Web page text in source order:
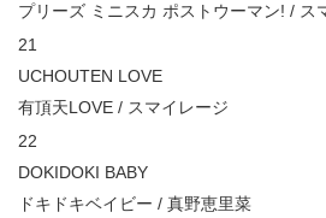
プリーズ ミニスカ ポストウーマン! / ス
21
UCHOUTEN LOVE
有頂天LOVE / スマイレージ
22
DOKIDOKI BABY
ドキドキベイビー / 真野恵里菜